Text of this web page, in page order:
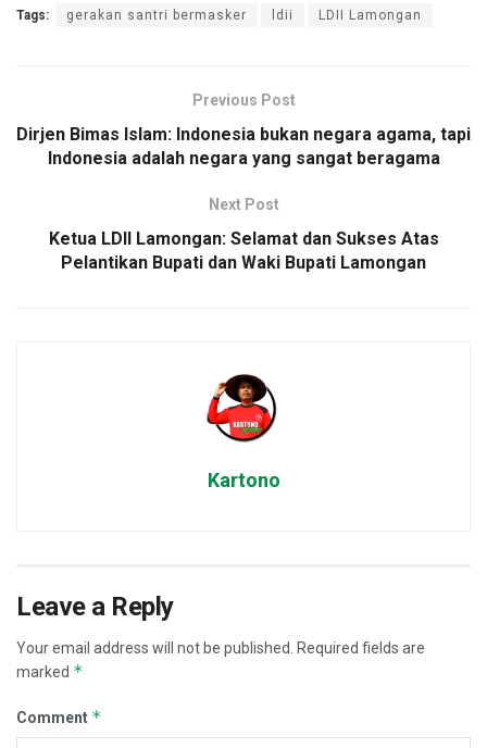
Tags: gerakan santri bermasker ldii LDII Lamongan
Previous Post
Dirjen Bimas Islam: Indonesia bukan negara agama, tapi
Indonesia adalah negara yang sangat beragama
Next Post
Ketua LDII Lamongan: Selamat dan Sukses Atas
Pelantikan Bupati dan Waki Bupati Lamongan
Kartono
Leave a Reply
Your email address will not be published. Required fields are
marked *
Comment *